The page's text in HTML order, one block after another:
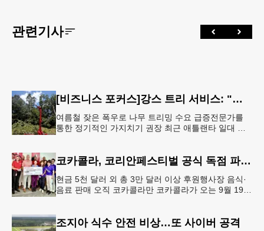
관련기사
[비즈니스 포커스]강스 트리 서비스: "강풍에 부러질라"… 여름철 주택가 수목 관리 '비상'
여름철 잦은 폭우로 나무 트리밍 수요 급증전문가를
통한 정기적인 가지치기 권장 최근 애틀랜타 일대 주
코카콜라, 코리안페스티벌 공식 독점 파트너 참여
현금 5천 달러 외 총 3만 달러 이상 후원행사장 음식·
음료 판매 오직 코카콜라만 코카콜라가 오는 9월 19-
조지아 식수 안전 비상…또 사이버 공격